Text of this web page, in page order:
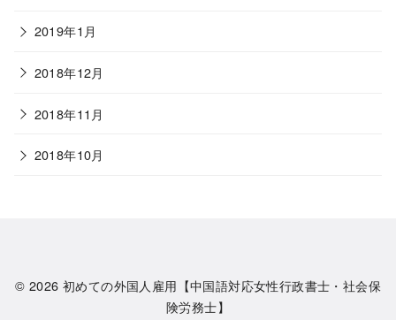
2019年1月
2018年12月
2018年11月
2018年10月
© 2026 初めての外国人雇用【中国語対応女性行政書士・社会保
険労務士】